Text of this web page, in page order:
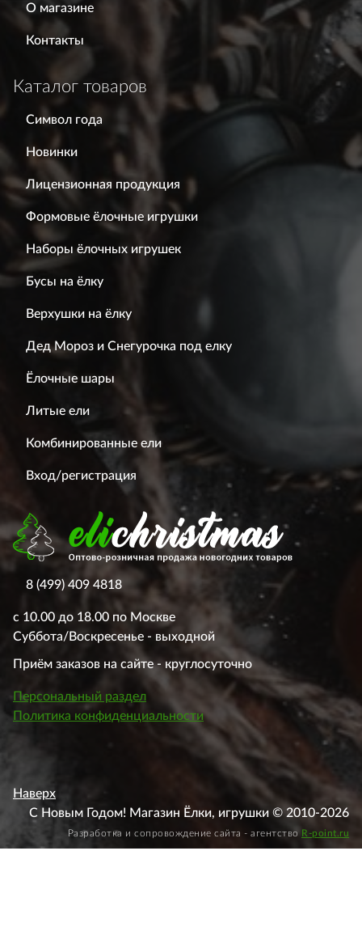
О магазине
Контакты
Каталог товаров
Символ года
Новинки
Лицензионная продукция
Формовые ёлочные игрушки
Наборы ёлочных игрушек
Бусы на ёлку
Верхушки на ёлку
Дед Мороз и Снегурочка под елку
Ёлочные шары
Литые ели
Комбинированные ели
Вход/регистрация
8 (499) 409 4818
с 10.00 до 18.00 по Москве
Суббота/Воскресенье - выходной
Приём заказов на сайте - круглосуточно
Персональный раздел
Политика конфиденциальности
Наверх
С Новым Годом! Магазин Ёлки, игрушки © 2010-2026
Разработка и сопровождение сайта - агентство R-point.ru